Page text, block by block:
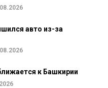
авто из-за
к Башкирии